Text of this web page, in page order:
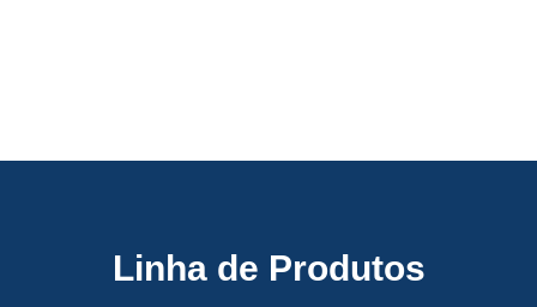
Linha de Produtos